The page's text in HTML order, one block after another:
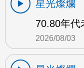
星光燦爛
70.80年代
2026/08/03